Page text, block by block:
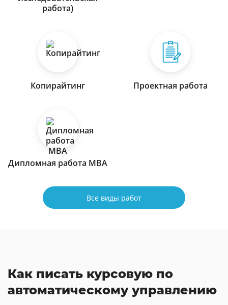
работа)
Копирайтинг Проектная работа
Дипломная работа МВА
Все виды работ
Как писать курсовую по
автоматическому управлению